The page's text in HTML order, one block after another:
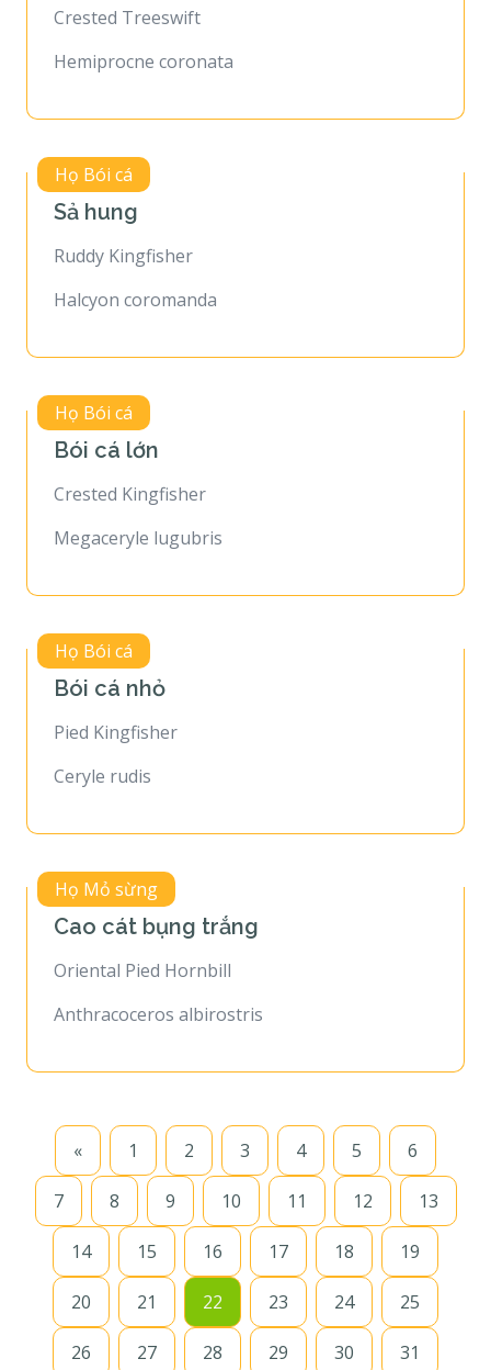
Crested Treeswift
Hemiprocne coronata
Họ Bói cá
Sả hung
Ruddy Kingfisher
Halcyon coromanda
Họ Bói cá
Bói cá lớn
Crested Kingfisher
Megaceryle lugubris
Họ Bói cá
Bói cá nhỏ
Pied Kingfisher
Ceryle rudis
Họ Mỏ sừng
Cao cát bụng trắng
Oriental Pied Hornbill
Anthracoceros albirostris
« 1 2 3 4 5 6
7 8 9 10 11 12 13
14 15 16 17 18 19
20 21 22 23 24 25
26 27 28 29 30 31